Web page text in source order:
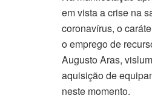
em vista a crise na
coronavírus, o
o emprego de
Augusto Aras,
aquisição de
neste momento.